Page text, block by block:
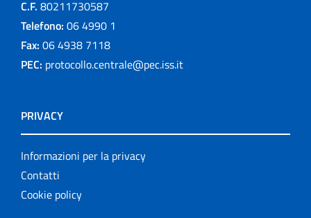
C.F. 80211730587
Telefono: 06 4990 1
Fax: 06 4938 7118
PEC: protocollo.centrale@pec.iss.it
PRIVACY
Informazioni per la privacy
Contatti
Cookie policy